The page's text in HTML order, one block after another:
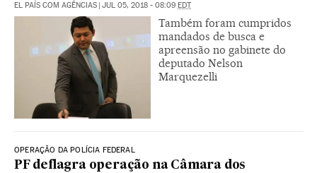
EL PAÍS COM AGÊNCIAS JUL 05, 2018 - 08:09 EDT
Também foram cumpridos
mandados de busca e
apreensão no gabinete do
deputado Nelson
Marquezelli
OPERAÇÃO DA POLÍCIA FEDERAL
PF deflagra operação na Câmara dos